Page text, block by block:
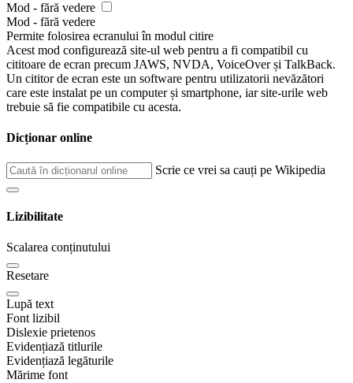
Mod - fără vedere
Mod - fără vedere
Permite folosirea ecranului în modul citire
Acest mod configurează site-ul web pentru a fi compatibil cu
cititoare de ecran precum JAWS, NVDA, VoiceOver și TalkBack.
Un cititor de ecran este un software pentru utilizatorii nevăzători
care este instalat pe un computer și smartphone, iar site-urile web
trebuie să fie compatibile cu acesta.
Dicționar online
Scrie ce vrei sa cauți pe Wikipedia
Lizibilitate
Scalarea conținutului
Resetare
Lupă text
Font lizibil
Dislexie prietenos
Evidențiază titlurile
Evidențiază legăturile
Mărime font